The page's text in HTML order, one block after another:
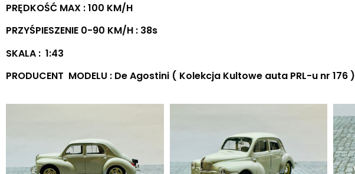
PRĘDKOŚĆ MAX : 100 KM/H
PRZYŚPIESZENIE 0-90 KM/H : 38s
SKALA : 1:43
PRODUCENT MODELU : De Agostini ( Kolekcja Kultowe auta PRL-u nr 176 )